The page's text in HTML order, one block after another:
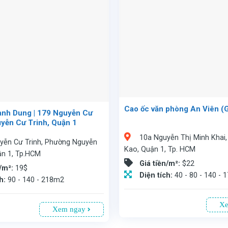
Dung | 179 Nguyễn Cư
Cư Trinh, Quận 1
Cư Trinh, Phường Nguyễn
1, Tp.HCM
19$
90 - 140 - 218m2
Xem ngay
Cao ốc văn phòng An Viên
10a Nguyễn Thị Minh
Kao, Quận 1, Tp. HCM
Giá tiền/m²: $22
Diện tích: 40 - 80 - 140 -